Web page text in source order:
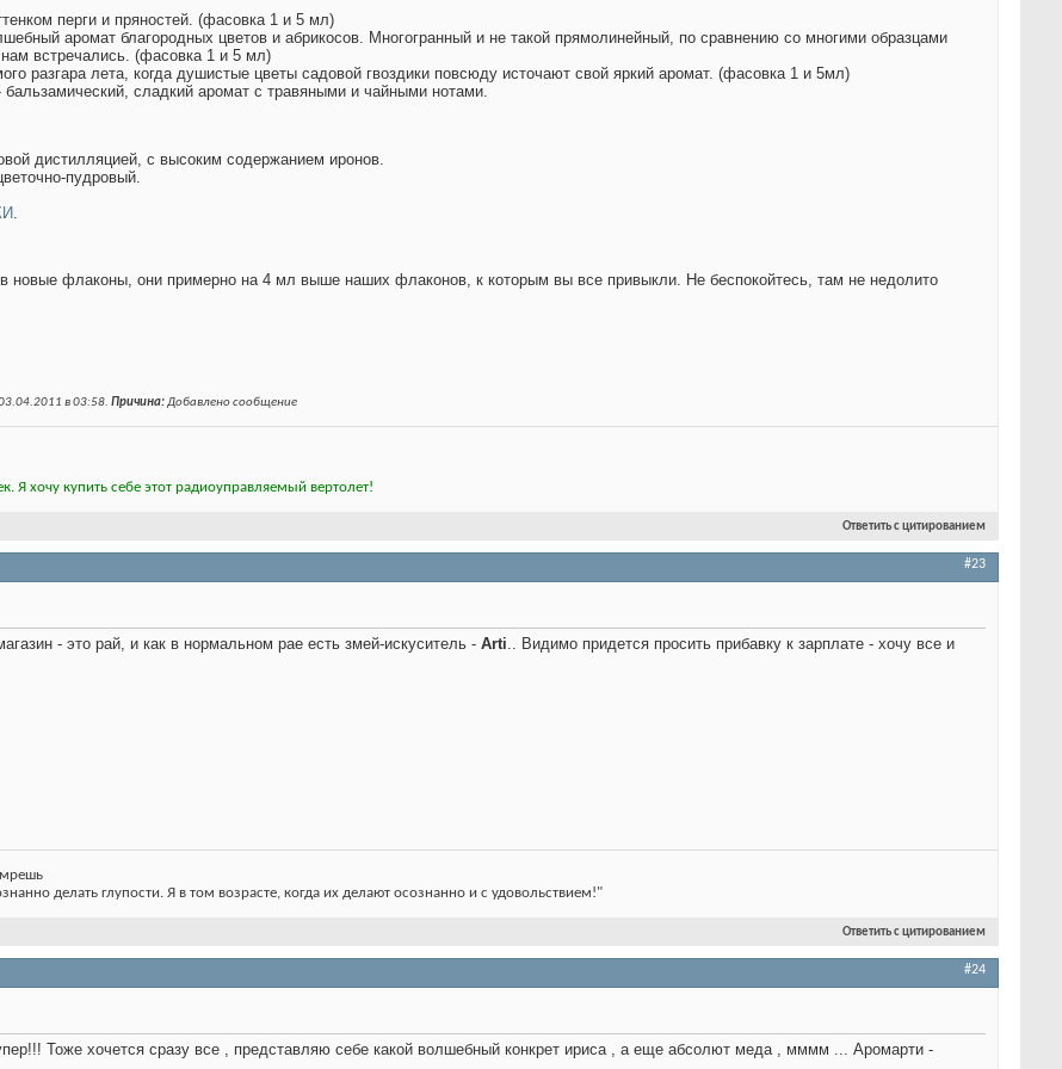
перги и пряностей. (фасовка 1 и 5 мл)
аромат благородных цветов и абрикосов. Многогранный и не такой прямолинейный, по сравнению со многими образцами
встречались. (фасовка 1 и 5 мл)
разгара лета, когда душистые цветы садовой гвоздики повсюду источают свой яркий аромат. (фасовка 1 и 5мл)
бальзамический, сладкий аромат с травяными и чайными нотами.
дистилляцией, с высоким содержанием иронов.
пудровый.
флаконы, они примерно на 4 мл выше наших флаконов, к которым вы все привыкли. Не беспокойтесь, там не недолито
в03:58. Причина:Добавлено сообщение
Я хочу купить себе этот радиоуправляемый вертолет!
Ответить с цитированием
#23
- это рай, и как в нормальном рае есть змей-искуситель - Arti .. Видимо придется просить прибавку к зарплате - хочу все и
делать глупости. Я в том возрасте, когда их делают осознанно и с удовольствием!"
Ответить с цитированием
#24
Тоже хочется сразу все , представляю себе какой волшебный конкрет ириса , а еще абсолют меда , мммм ... Аромарти -